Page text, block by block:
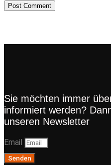
Sie möchten immer
informiert werden?
unseren Newsletter
Email
Senden